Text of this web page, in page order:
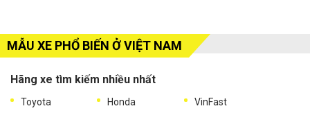
MẪU XE PHỔ BIẾN Ở VIỆT NAM
Hãng xe tìm kiếm nhiều nhất
Toyota Honda VinFast